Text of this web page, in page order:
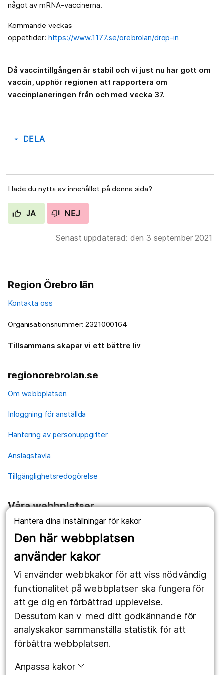
Hantera dina inställningar för kakor
Den här webbplatsen
använder kakor
Vi använder webbkakor för att viss nödvändig
funktionalitet på webbplatsen ska fungera för
att ge dig en förbättrad upplevelse.
Dessutom kan vi med ditt godkännande för
analyskakor sammanställa statistik för att
förbättra webbplatsen.
Anpassa kakor
något av mRNA-vaccinerna.
Kommande veckas
öppettider: https://www.1177.se/orebrolan/drop-in
Då vaccintillgången är stabil och vi just nu har gott om
vaccin, upphör regionen att rapportera om
vaccinplaneringen från och med vecka 37.
arrow_drop_down DELA
Hade du nytta av innehållet på denna sida?
JA NEJ
Senast uppdaterad: den 3 september 2021
Region Örebro län
Kontakta oss
Organisationsnummer: 2321000164
Tillsammans skapar vi ett bättre liv
regionorebrolan.se
Om webbplatsen
Inloggning för anställda
Hantering av personuppgifter
Anslagstavla
Tillgänglighetsredogörelse
Våra webbplatser
1177.se
Länstrafiken
Utveckling
Följ oss
Facebook